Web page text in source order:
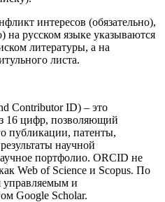
интересов (обязательно),
на русском языке указываются
литературы, а на
листа.
Contributor ID) – это
16 цифр, позволяющий
публикации, патенты,
научной
портфолио. ORCID не
Web of Science и Scopus. По
управляемым и
Google Scholar.